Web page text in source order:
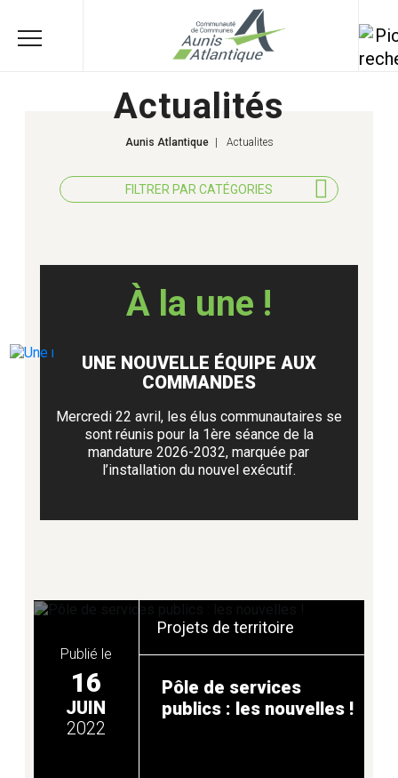
Actualités
Aunis Atlantique Actualites
FILTRER PAR CATÉGORIES
AGRICULTURE
AMÉNAGEMENT ET TRAVAUX
ASSOCIATIONS
CULTURE ET ÉVÉNEMENTS
À la une !
UNE NOUVELLE ÉQUIPE AUX
COMMANDES
Mercredi 22 avril, les élus communautaires se
sont réunis pour la 1ère séance de la
mandature 2026-2032, marquée par
l’installation du nouvel exécutif.
Publié le
16
JUIN
2022
Projets de territoire
Pôle de services
publics : les nouvelles !